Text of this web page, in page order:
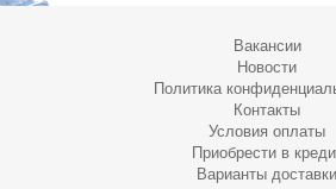
Вакансии
Новости
Политика
Контакты
Условия оплаты
Приобрести в
Варианты доставки